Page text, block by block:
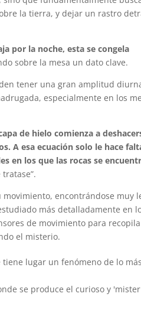
la tierra, y dejar un rastro
por la noche, esta se congela
sobre la mesa un dato clave.
tener una gran amplitud
especialmente en los
de hielo comienza a
A esa ecuación solo le hace
en los que las rocas se
encontrándose muy
más detalladamente en
de movimiento para
el misterio.
lugar un fenómeno de lo
se produce el curioso y